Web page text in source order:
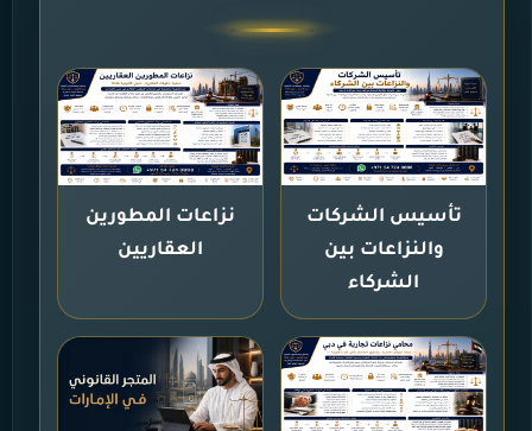
تأسيس الشركات
والنزاعات بين
الشركاء
نزاعات المطورين
العقاريين